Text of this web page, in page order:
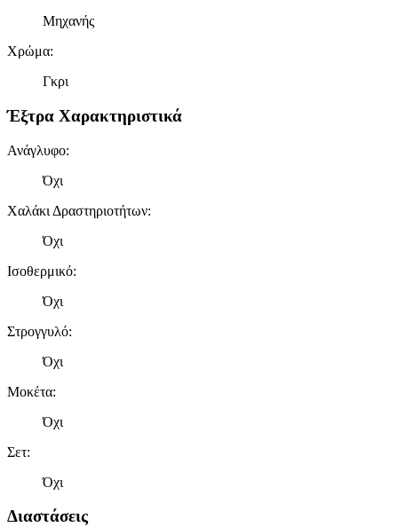
Μηχανής
Χρώμα:
Γκρι
Έξτρα Χαρακτηριστικά
Ανάγλυφο:
Όχι
Χαλάκι Δραστηριοτήτων:
Όχι
Ισοθερμικό:
Όχι
Στρογγυλό:
Όχι
Μοκέτα:
Όχι
Σετ:
Όχι
Διαστάσεις